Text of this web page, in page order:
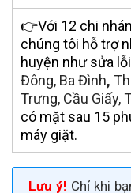
👉Với 12 chi
chúng tôi hỗ trợ
huyện như sửa
Đông, Ba Đình,
Trưng, Cầu Giấy,
có mặt sau 15
máy giặt.
Lưu ý! Chỉ khi